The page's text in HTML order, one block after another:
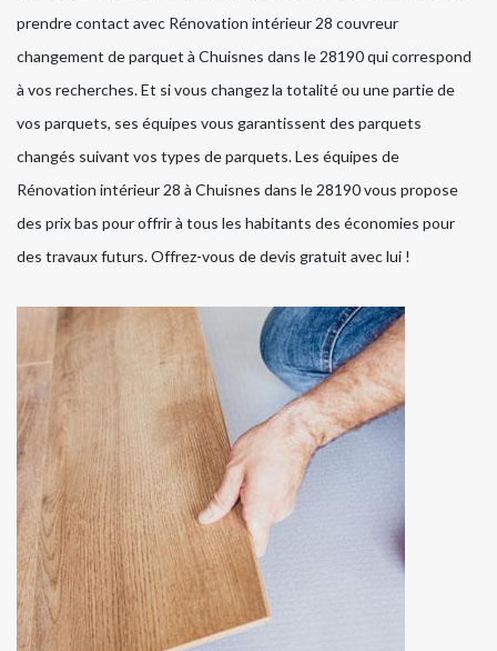
prendre contact avec Rénovation intérieur 28 couvreur
changement de parquet à Chuisnes dans le 28190 qui correspond
à vos recherches. Et si vous changez la totalité ou une partie de
vos parquets, ses équipes vous garantissent des parquets
changés suivant vos types de parquets. Les équipes de
Rénovation intérieur 28 à Chuisnes dans le 28190 vous propose
des prix bas pour offrir à tous les habitants des économies pour
des travaux futurs. Offrez-vous de devis gratuit avec lui !